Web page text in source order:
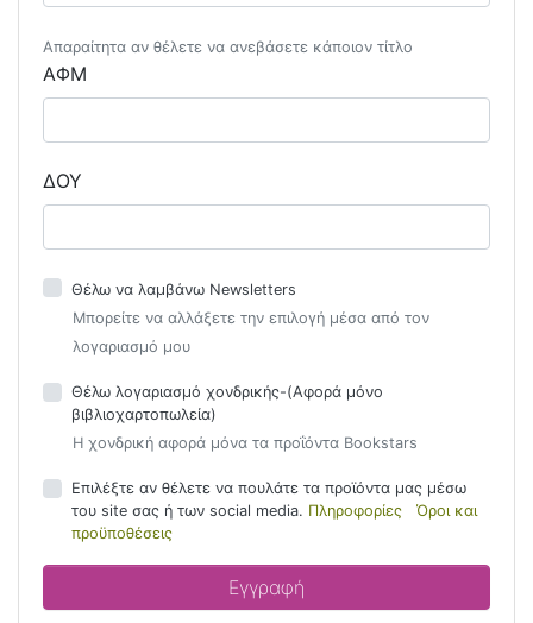
Απαραίτητα αν θέλετε να ανεβάσετε κάποιον τίτλο
ΑΦΜ
ΔΟΥ
Θέλω να λαμβάνω Newsletters
Μπορείτε να αλλάξετε την επιλογή μέσα από τον
λογαριασμό μου
Θέλω λογαριασμό χονδρικής-(Αφορά μόνο
βιβλιοχαρτοπωλεία)
Η χονδρική αφορά μόνα τα προΐόντα Bookstars
Επιλέξτε αν θέλετε να πουλάτε τα προϊόντα μας μέσω
του site σας ή των social media. Πληροφορίες
Όροι και
προϋποθέσεις